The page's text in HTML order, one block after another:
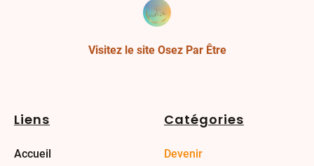
Visitez le site Osez Par Être
Liens
Accueil
Catégories
Devenir